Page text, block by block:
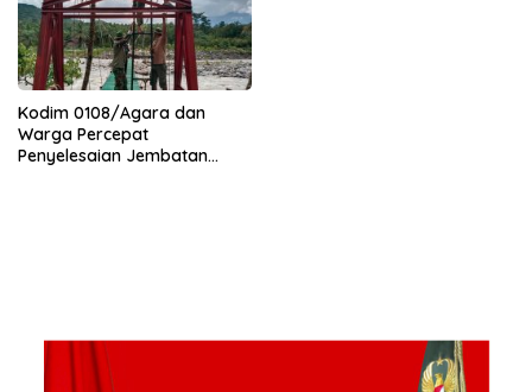
Kodim 0108/Agara dan
Warga Percepat
Penyelesaian Jembatan